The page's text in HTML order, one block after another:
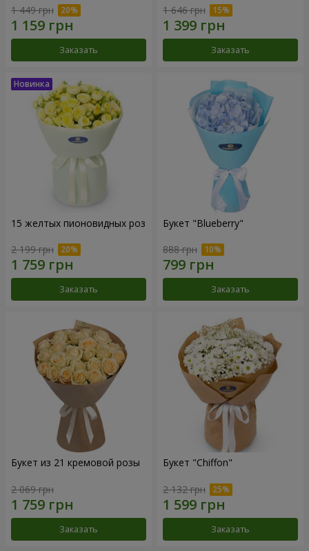
1 449 грн
Заказать
1 646 грн
Заказать
15 желтых пионовидных роз
2 199 грн
Заказать
Букет "Blueberry"
888 грн
Заказать
Букет из 21 кремовой розы
2 069 грн
Заказать
Букет "Chiffon"
2 132 грн
Заказать